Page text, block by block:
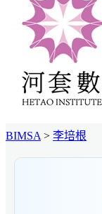
BIMSA > 李培根